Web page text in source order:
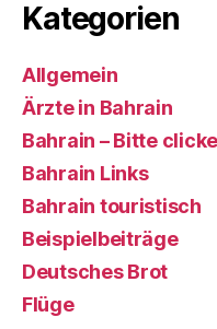
Kategorien
Allgemein
Ärzte in Bahrain
Bahrain – Bitte
Bahrain Links
Bahrain touristisch
Beispielbeiträge
Deutsches Brot
Flüge